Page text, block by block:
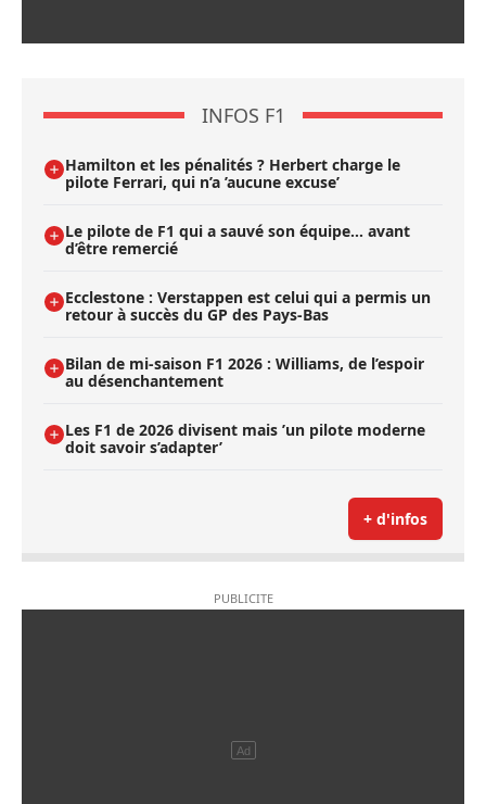
INFOS F1
Hamilton et les pénalités ? Herbert charge le
pilote Ferrari, qui n’a ’aucune excuse’
Le pilote de F1 qui a sauvé son équipe… avant
d’être remercié
Ecclestone : Verstappen est celui qui a permis un
retour à succès du GP des Pays-Bas
Bilan de mi-saison F1 2026 : Williams, de l’espoir
au désenchantement
Les F1 de 2026 divisent mais ’un pilote moderne
doit savoir s’adapter’
+ d'infos